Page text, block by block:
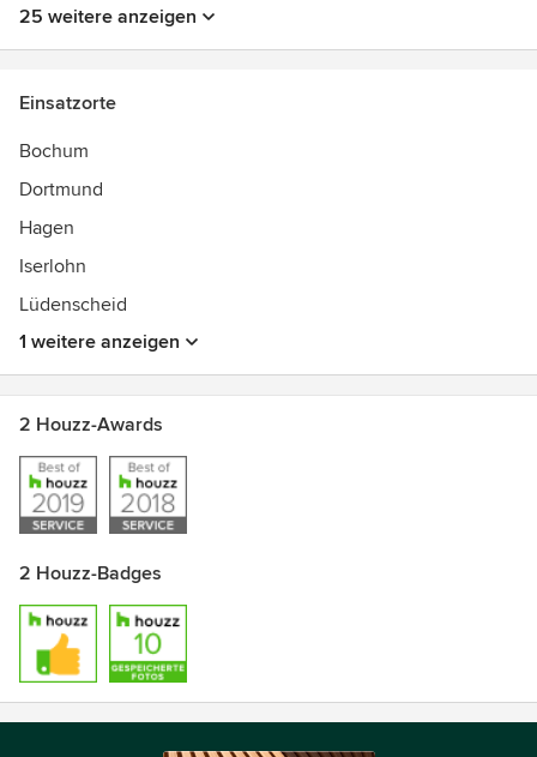
25 weitere anzeigen
Einsatzorte
Bochum
Dortmund
Hagen
Iserlohn
Lüdenscheid
1 weitere anzeigen
2 Houzz-Awards
2 Houzz-Badges